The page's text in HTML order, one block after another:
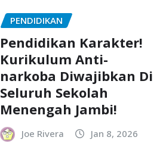
PENDIDIKAN
Pendidikan Karakter!
Kurikulum Anti-
narkoba Diwajibkan Di
Seluruh Sekolah
Menengah Jambi!
Joe Rivera Jan 8, 2026